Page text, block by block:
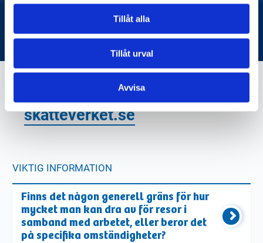
Tillåt alla
Tillåt urval
Avvisa
Vad du behöver veta inför
deklarationen
skatteverket.se
VIKTIG INFORMATION
Finns det någon generell gräns för hur
mycket man kan dra av för resor i
samband med arbetet, eller beror det
på specifika omständigheter?